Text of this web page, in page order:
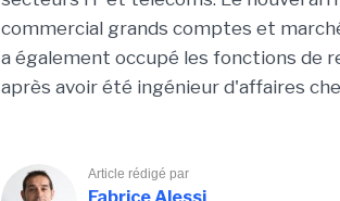
commercial grands comptes et
a également occupé les fonctions de
après avoir été ingénieur d'affaires
Article rédigé par